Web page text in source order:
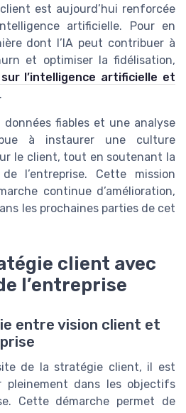
est aujourd’hui renforcée
artificielle. Pour en
dont l’IA peut contribuer à
et optimiser la fidélisation,
l’intelligence artificielle et
.
données fiables et une analyse
à instaurer une culture
le client, tout en soutenant la
l’entreprise. Cette mission
continue d’amélioration,
les prochaines parties de cet
client avec
l’entreprise
entre vision client et
de la stratégie client, il est
pleinement dans les objectifs
Cette démarche permet de